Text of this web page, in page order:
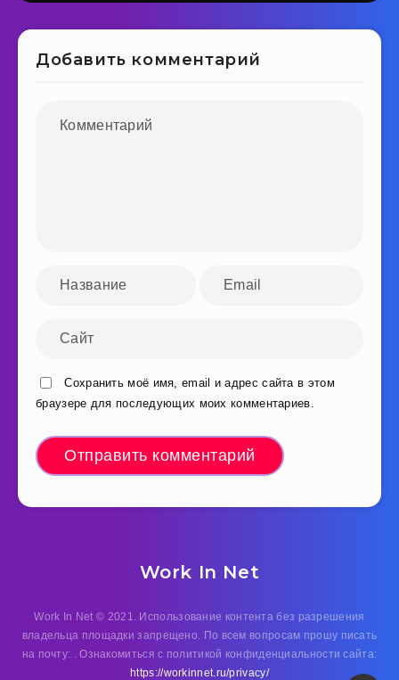
Добавить комментарий
Сохранить моё имя, email и адрес сайта в этом
браузере для последующих моих комментариев.
Work In Net
Work In Net © 2021. Использование контента без разрешения
владельца площадки запрещено. По всем вопросам прошу писать
на почту: . Ознакомиться с политикой конфиденциальности сайта:
https://workinnet.ru/privacy/